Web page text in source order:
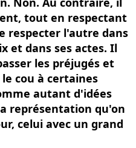
tout en respectant
respecter l'autre dans
et dans ses actes. Il
les préjugés et
cou à certaines
autant d'idées
représentation qu'on
celui avec un grand